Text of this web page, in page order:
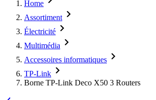
Home
Assortiment
Électricité
Multimédia
Accessoires informatiques
TP-Link
Borne TP-Link Deco X50 3 Routers